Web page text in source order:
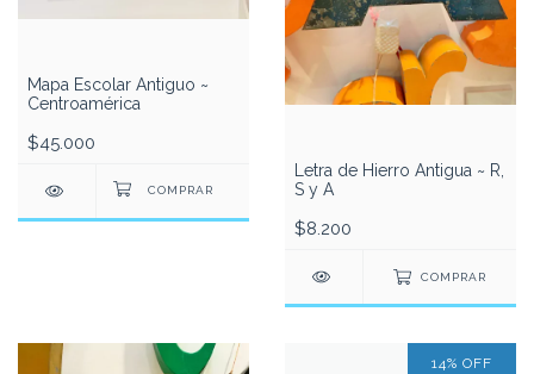
Mapa Escolar Antiguo ~
Centroamérica
$45.000
Letra de Hierro Antigua ~ R,
S y A
$8.200
COMPRAR
14% OFF